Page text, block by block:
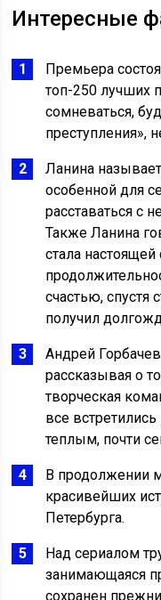
Интересные
Премьера
топ-250 лучших
сомневаться,
преступления»,
Ланина
особенной для
расставаться с
Также Ланина
стала
счастью, спустя
получил
Андрей
рассказывая о
творческая
все
теплым, почти
В продолжении
красивейших
Петербурга.
Над сериалом
занимающаяся
сохранен